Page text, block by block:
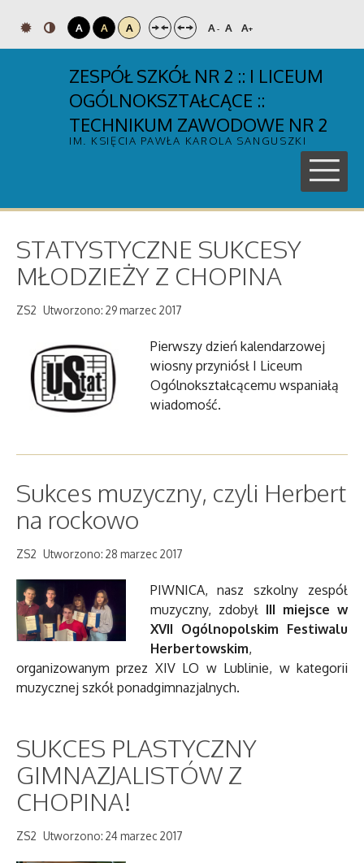
A A A A- A A+
ZESPÓŁ SZKÓŁ NR 2 :: I LICEUM
OGÓLNOKSZTAŁCĄCE ::
TECHNIKUM ZAWODOWE NR 2
IM. KSIĘCIA PAWŁA KAROLA SANGUSZKI
STATYSTYCZNE SUKCESY
MŁODZIEŻY Z CHOPINA
ZS2 Utworzono: 29 marzec 2017
Pierwszy dzień kalendarzowej
wiosny przyniósł I Liceum
Ogólnokształcącemu wspaniałą
wiadomość.
Sukces muzyczny, czyli Herbert
na rockowo
ZS2 Utworzono: 28 marzec 2017
PIWNICA, nasz szkolny zespół
muzyczny, zdobył III miejsce w
XVII Ogólnopolskim Festiwalu
Herbertowskim,
organizowanym przez XIV LO w Lublinie, w kategorii
muzycznej szkół ponadgimnazjalnych.
SUKCES PLASTYCZNY
GIMNAZJALISTÓW Z
CHOPINA!
ZS2 Utworzono: 24 marzec 2017